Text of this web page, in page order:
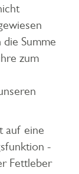
Summe
zum
auf eine
-
Fettleber